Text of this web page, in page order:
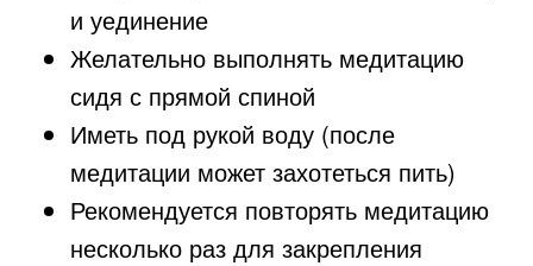
и уединение
Желательно выполнять медитацию
сидя с прямой спиной
Иметь под рукой воду (после
медитации может захотеться пить)
Рекомендуется повторять медитацию
несколько раз для закрепления